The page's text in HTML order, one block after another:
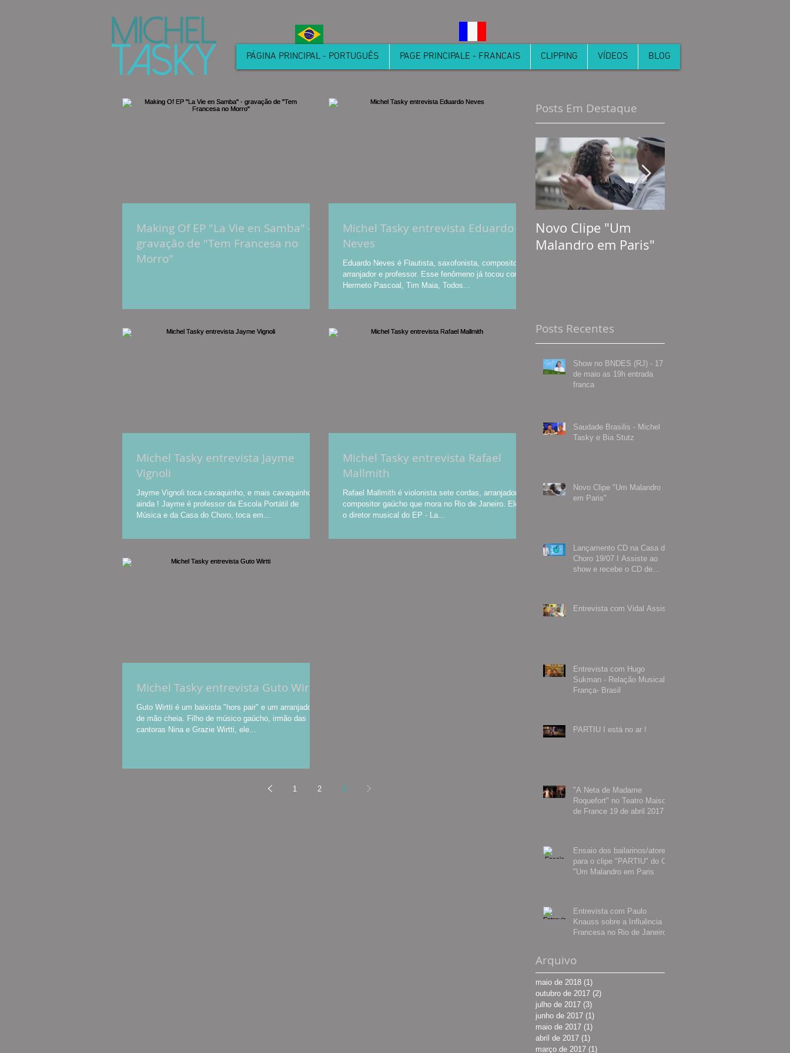
PÁGINA PRINCIPAL - PORTUGUÊS PAGE PRINCIPALE - FRANCAIS CLIPPING VÍDEOS BLOG
Making Of EP "La Vie en Samba" -
gravação de "Tem Francesa no
Morro"
Michel Tasky entrevista Eduardo
Neves
Eduardo Neves é Flautista, saxofonista, compositor,
arranjador e professor. Esse fenômeno já tocou com
Hermeto Pascoal, Tim Maia, Todos...
Michel Tasky entrevista Jayme
Vignoli
Jayme Vignoli toca cavaquinho, e mais cavaquinho
ainda ! Jayme é professor da Escola Portátil de
Música e da Casa do Choro, toca em...
Michel Tasky entrevista Rafael
Mallmith
Rafael Mallmith é violonista sete cordas, arranjador e
compositor gaúcho que mora no Rio de Janeiro. Ele é
o diretor musical do EP - La...
Michel Tasky entrevista Guto Wirtti
Guto Wirtti é um baixista "hors pair" e um arranjador
de mão cheia. Filho de músico gaúcho, irmão das
cantoras Nina e Grazie Wirtti, ele...
1 2 3
Posts Em Destaque
Novo Clipe "Um
Malandro em Paris"
Posts Recentes
Show no BNDES (RJ) - 17
de maio as 19h entrada
franca
Saudade Brasilis - Michel
Tasky e Bia Stutz
Novo Clipe "Um Malandro
em Paris"
Lançamento CD na Casa do
Choro 19/07 I Assiste ao
show e recebe o CD de
Entrevista com Vidal Assis
Entrevista com Hugo
Sukman - Relação Musical
França- Brasil
PARTIU I está no ar !
"A Neta de Madame
Roquefort" no Teatro Maison
de France 19 de abril 2017
Ensaio dos bailarinos/atores
para o clipe "PARTIU" do CD
"Um Malandro em Paris
Entrevista com Paulo
Knauss sobre a Influência
Francesa no Rio de Janeiro
Arquivo
maio de 2018 (1)
outubro de 2017 (2)
julho de 2017 (3)
junho de 2017 (1)
maio de 2017 (1)
abril de 2017 (1)
março de 2017 (1)